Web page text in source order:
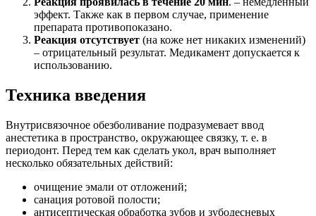
эффект. Также как в первом случае, применение
препарата противопоказано.
Реакция отсутствует (на коже нет никаких изменений)
– отрицательный результат. Медикамент допускается к
использованию.
Техника введения
Внутрисвязочное обезболивание подразумевает ввод
анестетика в пространство, окружающее связку, т. е. в
периодонт. Перед тем как сделать укол, врач выполняет
несколько обязательных действий:
очищение эмали от отложений;
санация ротовой полости;
антисептическая обработка зубов и зубодесневых